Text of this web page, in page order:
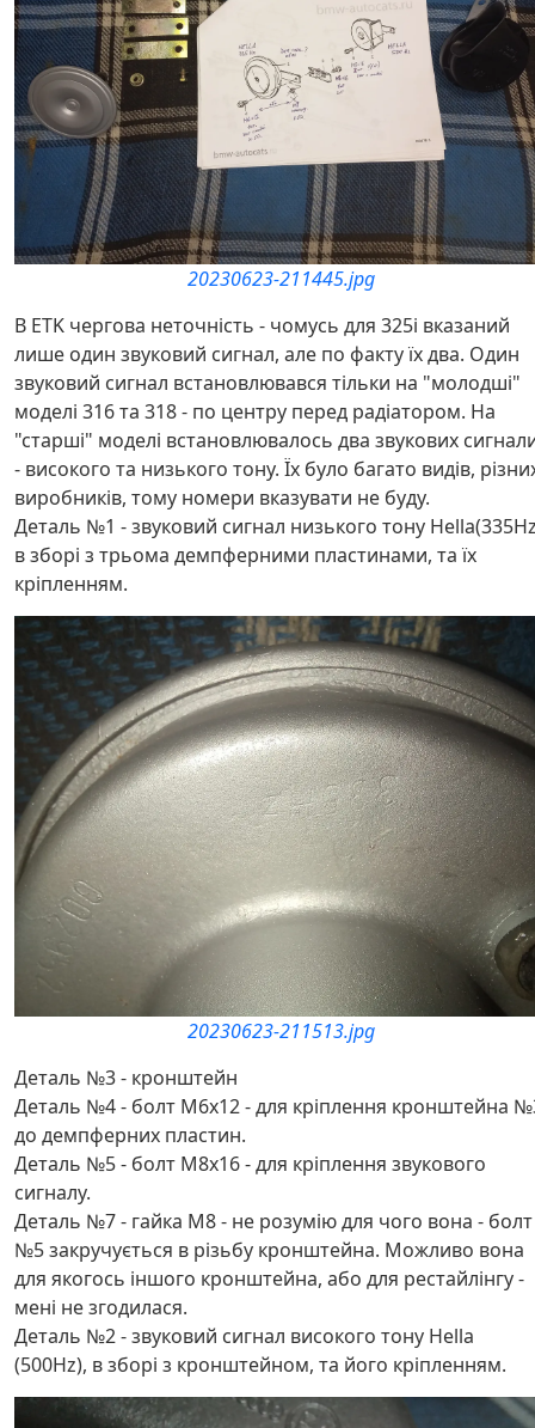
20230623-211445.jpg
В ETK чергова неточність - чомусь для 325i вказаний
лише один звуковий сигнал, але по факту їх два. Один
звуковий сигнал встановлювався тільки на "молодші"
моделі 316 та 318 - по центру перед радіатором. На
"старші" моделі встановлювалось два звукових
- високого та низького тону. Їх було багато видів,
виробників, тому номери вказувати не буду.
Деталь №1 - звуковий сигнал низького тону
в зборі з трьома демпферними пластинами, та їх
кріпленням.
20230623-211513.jpg
Деталь №3 - кронштейн
Деталь №4 - болт M6x12 - для кріплення кронштейна
до демпферних пластин.
Деталь №5 - болт M8x16 - для кріплення звукового
сигналу.
Деталь №7 - гайка M8 - не розумію для чого вона - болт
№5 закручується в різьбу кронштейна. Можливо вона
для якогось іншого кронштейна, або для рестайлінгу -
мені не згодилася.
Деталь №2 - звуковий сигнал високого тону Hella
(500Hz), в зборі з кронштейном, та його кріпленням.